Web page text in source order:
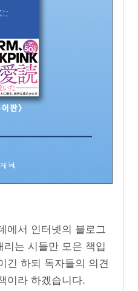
에서 인터넷의 블로그
는 시들만 모은 책입
긴 하되 독자들의 의견
이라 하겠습니다.